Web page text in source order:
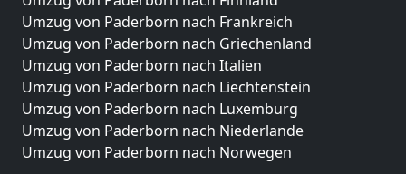
Umzug von Paderborn nach Frankreich
Umzug von Paderborn nach Griechenland
Umzug von Paderborn nach Italien
Umzug von Paderborn nach Liechtenstein
Umzug von Paderborn nach Luxemburg
Umzug von Paderborn nach Niederlande
Umzug von Paderborn nach Norwegen